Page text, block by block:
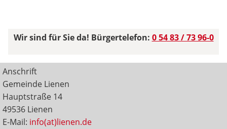
Wir sind für Sie da! Bürgertelefon: 0 54 83 / 73 96-0
Anschrift
Gemeinde Lienen
Hauptstraße 14
49536 Lienen
E-Mail: info(at)lienen.de